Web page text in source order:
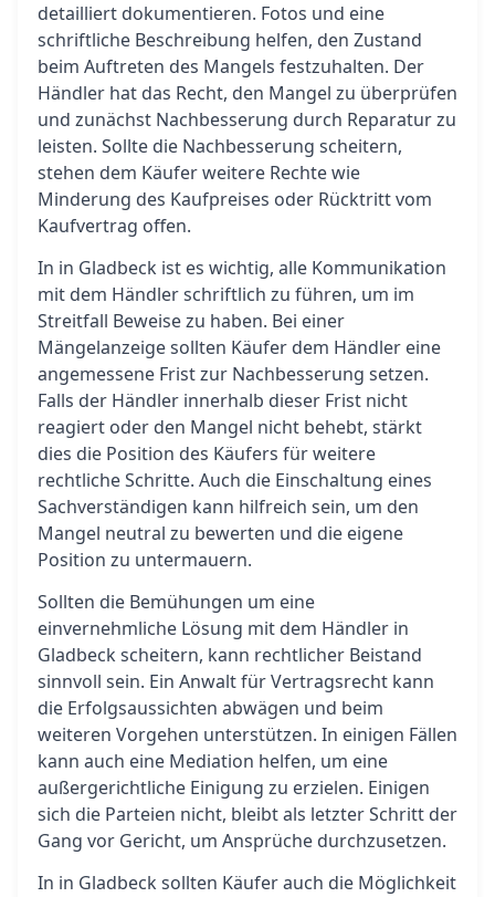
detailliert dokumentieren. Fotos und eine
schriftliche Beschreibung helfen, den Zustand
beim Auftreten des Mangels festzuhalten. Der
Händler hat das Recht, den Mangel zu überprüfen
und zunächst Nachbesserung durch Reparatur zu
leisten. Sollte die Nachbesserung scheitern,
stehen dem Käufer weitere Rechte wie
Minderung des Kaufpreises oder Rücktritt vom
Kaufvertrag offen.
In in Gladbeck ist es wichtig, alle Kommunikation
mit dem Händler schriftlich zu führen, um im
Streitfall Beweise zu haben. Bei einer
Mängelanzeige sollten Käufer dem Händler eine
angemessene Frist zur Nachbesserung setzen.
Falls der Händler innerhalb dieser Frist nicht
reagiert oder den Mangel nicht behebt, stärkt
dies die Position des Käufers für weitere
rechtliche Schritte. Auch die Einschaltung eines
Sachverständigen kann hilfreich sein, um den
Mangel neutral zu bewerten und die eigene
Position zu untermauern.
Sollten die Bemühungen um eine
einvernehmliche Lösung mit dem Händler in
Gladbeck scheitern, kann rechtlicher Beistand
sinnvoll sein. Ein Anwalt für Vertragsrecht kann
die Erfolgsaussichten abwägen und beim
weiteren Vorgehen unterstützen. In einigen Fällen
kann auch eine Mediation helfen, um eine
außergerichtliche Einigung zu erzielen. Einigen
sich die Parteien nicht, bleibt als letzter Schritt der
Gang vor Gericht, um Ansprüche durchzusetzen.
In in Gladbeck sollten Käufer auch die Möglichkeit